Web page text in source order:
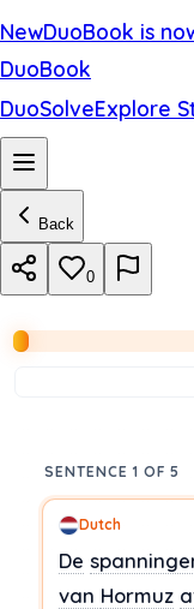
NewDuoBook is
DuoBook
DuoSolveExplore
Back
0
SENTENCE 1 OF 5
Dutch
De
van Hormuz